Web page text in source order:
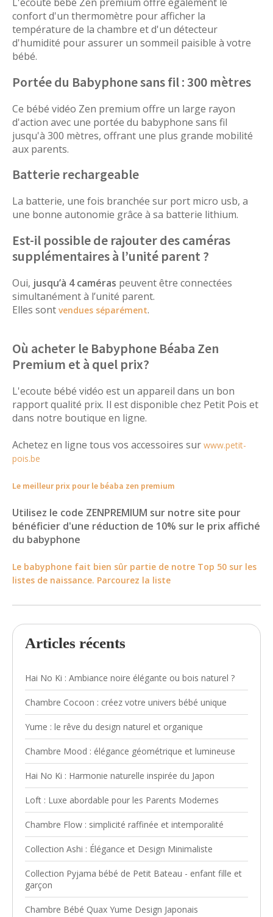
confort d'un thermomètre pour afficher la
température de la chambre et d'un détecteur
d'humidité pour assurer un sommeil paisible à votre
bébé.
Portée du Babyphone sans fil : 300 mètres
Ce bébé vidéo Zen premium offre un large rayon
d'action avec une portée du babyphone sans fil
jusqu'à 300 mètres, offrant une plus grande mobilité
aux parents.
Batterie rechargeable
La batterie, une fois branchée sur port micro usb, a
une bonne autonomie grâce à sa batterie lithium.
Est-il possible de rajouter des caméras
supplémentaires à l’unité parent ?
Oui, jusqu’à 4 caméras peuvent être connectées
simultanément à l’unité parent.
Elles sont vendues séparément.
Où acheter le Babyphone Béaba Zen
Premium et à quel prix?
L'ecoute bébé vidéo est un appareil dans un bon
rapport qualité prix. Il est disponible chez Petit Pois et
dans notre boutique en ligne.
Achetez en ligne tous vos accessoires sur www.petit-
pois.be
Le meilleur prix pour le béaba zen premium
Utilisez le code ZENPREMIUM sur notre site pour
bénéficier d'une réduction de 10% sur le prix affiché
du babyphone
Le babyphone fait bien sûr partie de notre Top 50 sur les
listes de naissance. Parcourez la liste
Articles récents
Hai No Ki : Ambiance noire élégante ou bois naturel ?
Chambre Cocoon : créez votre univers bébé unique
Yume : le rêve du design naturel et organique
Chambre Mood : élégance géométrique et lumineuse
Hai No Ki : Harmonie naturelle inspirée du Japon
Loft : Luxe abordable pour les Parents Modernes
Chambre Flow : simplicité raffinée et intemporalité
Collection Ashi : Élégance et Design Minimaliste
Collection Pyjama bébé de Petit Bateau - enfant fille et
garçon
Chambre Bébé Quax Yume Design Japonais